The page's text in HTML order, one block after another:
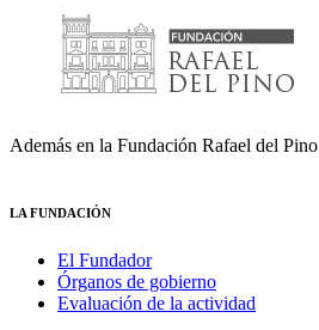
Además en la Fundación Rafael del Pino
LA FUNDACIÓN
El Fundador
Órganos de gobierno
Evaluación de la actividad